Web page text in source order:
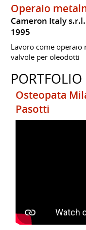
Operaio
Cameron Italy s.r.l.
1995
Lavoro come operaio
valvole per oleodotti
PORTFOLIO
Osteopata
Pasotti